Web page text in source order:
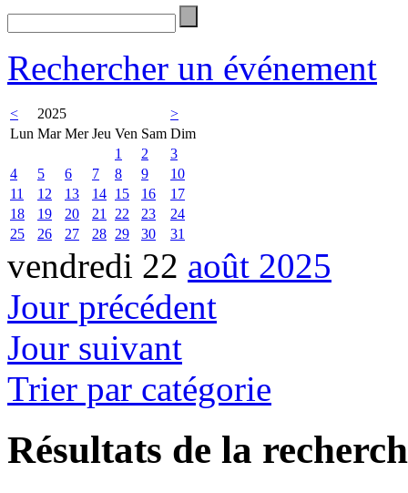
Rechercher un événement
< 2025
>
Lun Mar Mer Jeu Ven Sam Dim
1
2
3
4
5 6 7 8 9
10
11
12 13 14 15 16
17
18
19 20 21 22 23
24
25
26 27 28 29 30 31
vendredi 22 août 2025
Jour précédent
Jour suivant
Trier par catégorie
Résultats de la